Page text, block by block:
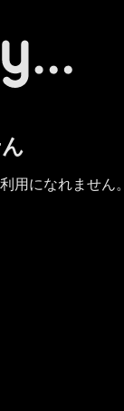
用になれません。